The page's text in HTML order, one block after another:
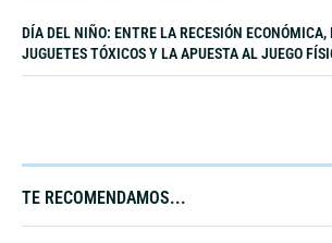
DÍA DEL NIÑO: ENTRE LA RECESIÓN ECONÓMICA,
JUGUETES TÓXICOS Y LA APUESTA AL JUEGO
TE RECOMENDAMOS...​